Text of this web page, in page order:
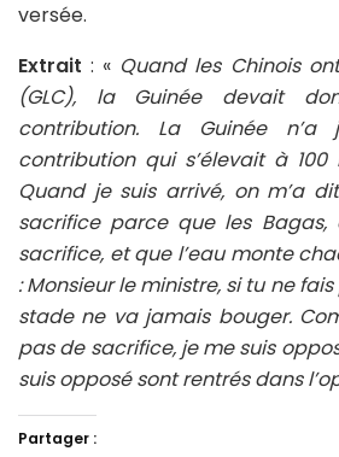
versée.
Extrait : « Quand les Chinois
(GLC), la Guinée devait
contribution. La Guinée
contribution qui s’élevait à
Quand je suis arrivé, on m’a
sacrifice parce que les Bagas,
sacrifice, et que l’eau monte
: Monsieur le ministre, si tu ne
stade ne va jamais bouger.
pas de sacrifice, je me suis
suis opposé sont rentrés dans
Partager :